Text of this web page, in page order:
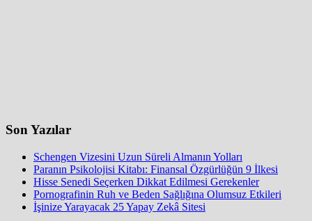
Son Yazılar
Schengen Vizesini Uzun Süreli Almanın Yolları
Paranın Psikolojisi Kitabı: Finansal Özgürlüğün 9 İlkesi
Hisse Senedi Seçerken Dikkat Edilmesi Gerekenler
Pornografinin Ruh ve Beden Sağlığına Olumsuz Etkileri
İşinize Yarayacak 25 Yapay Zekâ Sitesi